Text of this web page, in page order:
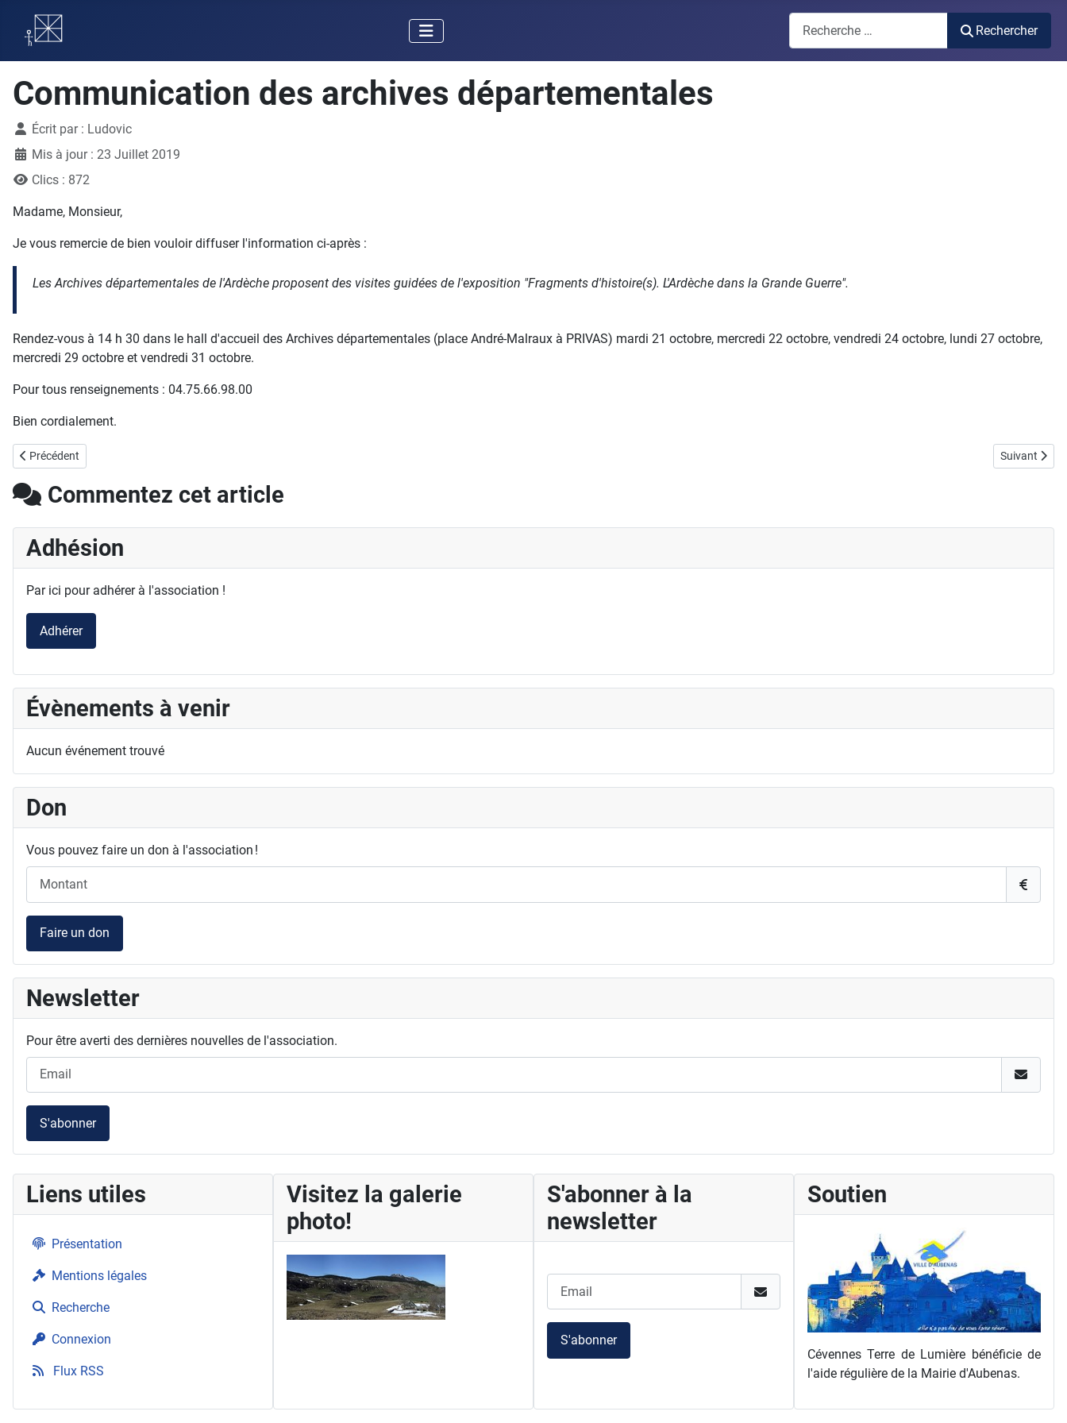
Rechercher
Rechercher
Communication des archives départementales
DétailsÉcrit par : Ludovic
Mis à jour : 23 Juillet 2019
Clics : 872
Madame, Monsieur,
Je vous remercie de bien vouloir diffuser l'information ci-après :
Les Archives départementales de l'Ardèche proposent des visites guidées de l'exposition "Fragments d'histoire(s). L'Ardèche dans la Grande Guerre".
Rendez-vous à 14 h 30 dans le hall d'accueil des Archives départementales (place André-Malraux à PRIVAS) mardi 21 octobre, mercredi 22 octobre, vendredi 24 octobre, lundi 27 octobre,
mercredi 29 octobre et vendredi 31 octobre.
Pour tous renseignements : 04.75.66.98.00
Bien cordialement.
Article précédent : SOS : Hautsegur a besoin de vous !
Précédent Article
Suivant
Commentez cet article
Adhésion
Par ici pour adhérer à l'association !
Adhérer
Évènements à venir
Aucun événement trouvé
Don
Vous pouvez faire un don à l'association !
Faire un don
Newsletter
Pour être averti des dernières nouvelles de l'association.
S'abonner
Liens utiles
Présentation
Mentions légales
Recherche
Connexion
Flux RSS
Visitez la galerie
photo!
S'abonner à la
newsletter
S'abonner
Soutien
Cévennes Terre de Lumière bénéficie de
l'aide régulière de la Mairie d'Aubenas.